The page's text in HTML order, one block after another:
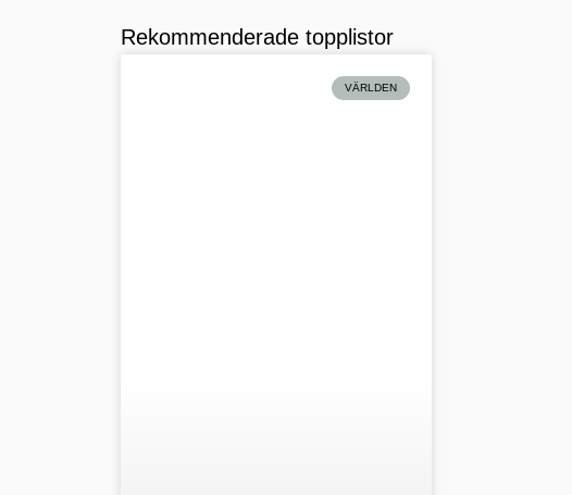
Rekommenderade topplistor
VÄRLDEN